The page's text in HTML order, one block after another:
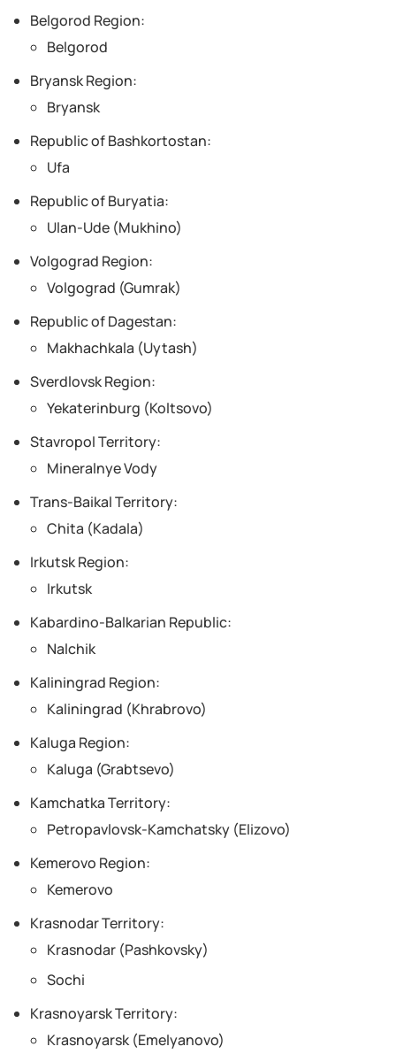
Belgorod Region:
Belgorod
Bryansk Region:
Bryansk
Republic of Bashkortostan:
Ufa
Republic of Buryatia:
Ulan-Ude (Mukhino)
Volgograd Region:
Volgograd (Gumrak)
Republic of Dagestan:
Makhachkala (Uytash)
Sverdlovsk Region:
Yekaterinburg (Koltsovo)
Stavropol Territory:
Mineralnye Vody
Trans-Baikal Territory:
Chita (Kadala)
Irkutsk Region:
Irkutsk
Kabardino-Balkarian Republic:
Nalchik
Kaliningrad Region:
Kaliningrad (Khrabrovo)
Kaluga Region:
Kaluga (Grabtsevo)
Kamchatka Territory:
Petropavlovsk-Kamchatsky (Elizovo)
Kemerovo Region:
Kemerovo
Krasnodar Territory:
Krasnodar (Pashkovsky)
Sochi
Krasnoyarsk Territory:
Krasnoyarsk (Emelyanovo)